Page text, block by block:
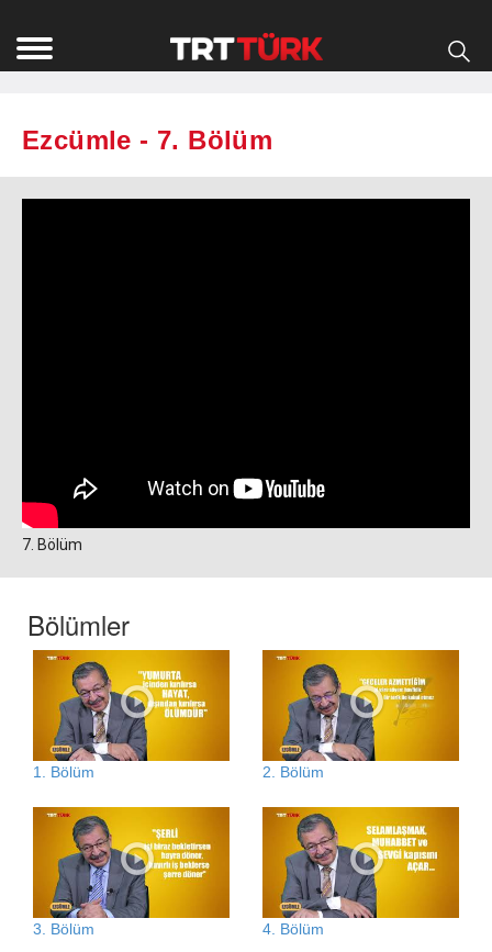
Ezcümle - 7. Bölüm
7. Bölüm
Bölümler
1. Bölüm 2. Bölüm
3. Bölüm 4. Bölüm